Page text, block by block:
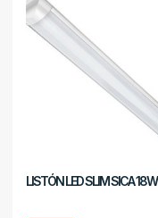
LISTÓN LED SLIM SICA 18W